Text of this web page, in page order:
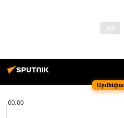
Արմենիա
00:00